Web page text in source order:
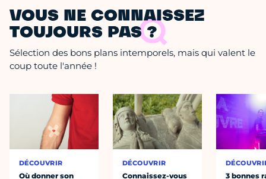
VOUS NE CONNAISSEZ
TOUJOURS PAS ?
Sélection des bons plans intemporels, mais qui valent le
coup toute l'année !
DÉCOUVRIR
Où donner son
DÉCOUVRIR
Connaissez-vous
3 bonnes